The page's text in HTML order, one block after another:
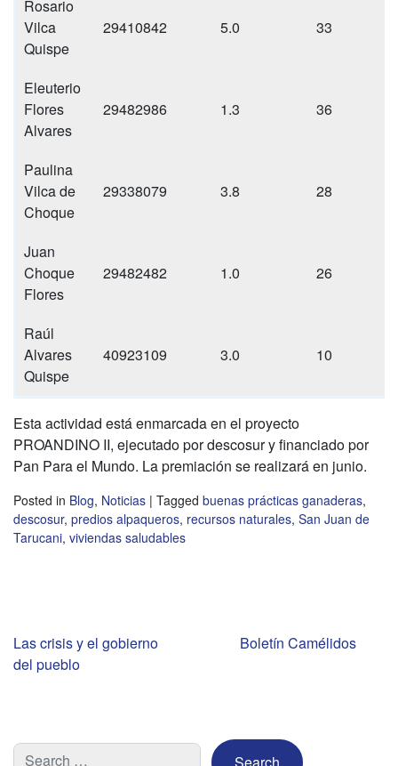
Rosario
Vilca
Quispe
29410842 5.0 33
Eleuterio
Flores
Alvares
29482986 1.3 36
Paulina
Vilca de
Choque
29338079 3.8 28
Juan
Choque
Flores
29482482 1.0 26
Raúl
Alvares
Quispe
40923109 3.0 10
Esta actividad está enmarcada en el proyecto
PROANDINO II, ejecutado por descosur y financiado por
Pan Para el Mundo. La premiación se realizará en junio.
Posted in Blog, Noticias | Tagged buenas prácticas ganaderas,
descosur, predios alpaqueros, recursos naturales, San Juan de
Tarucani, viviendas saludables
Navegación
Las crisis y el gobierno
del pueblo
Boletín Camélidos